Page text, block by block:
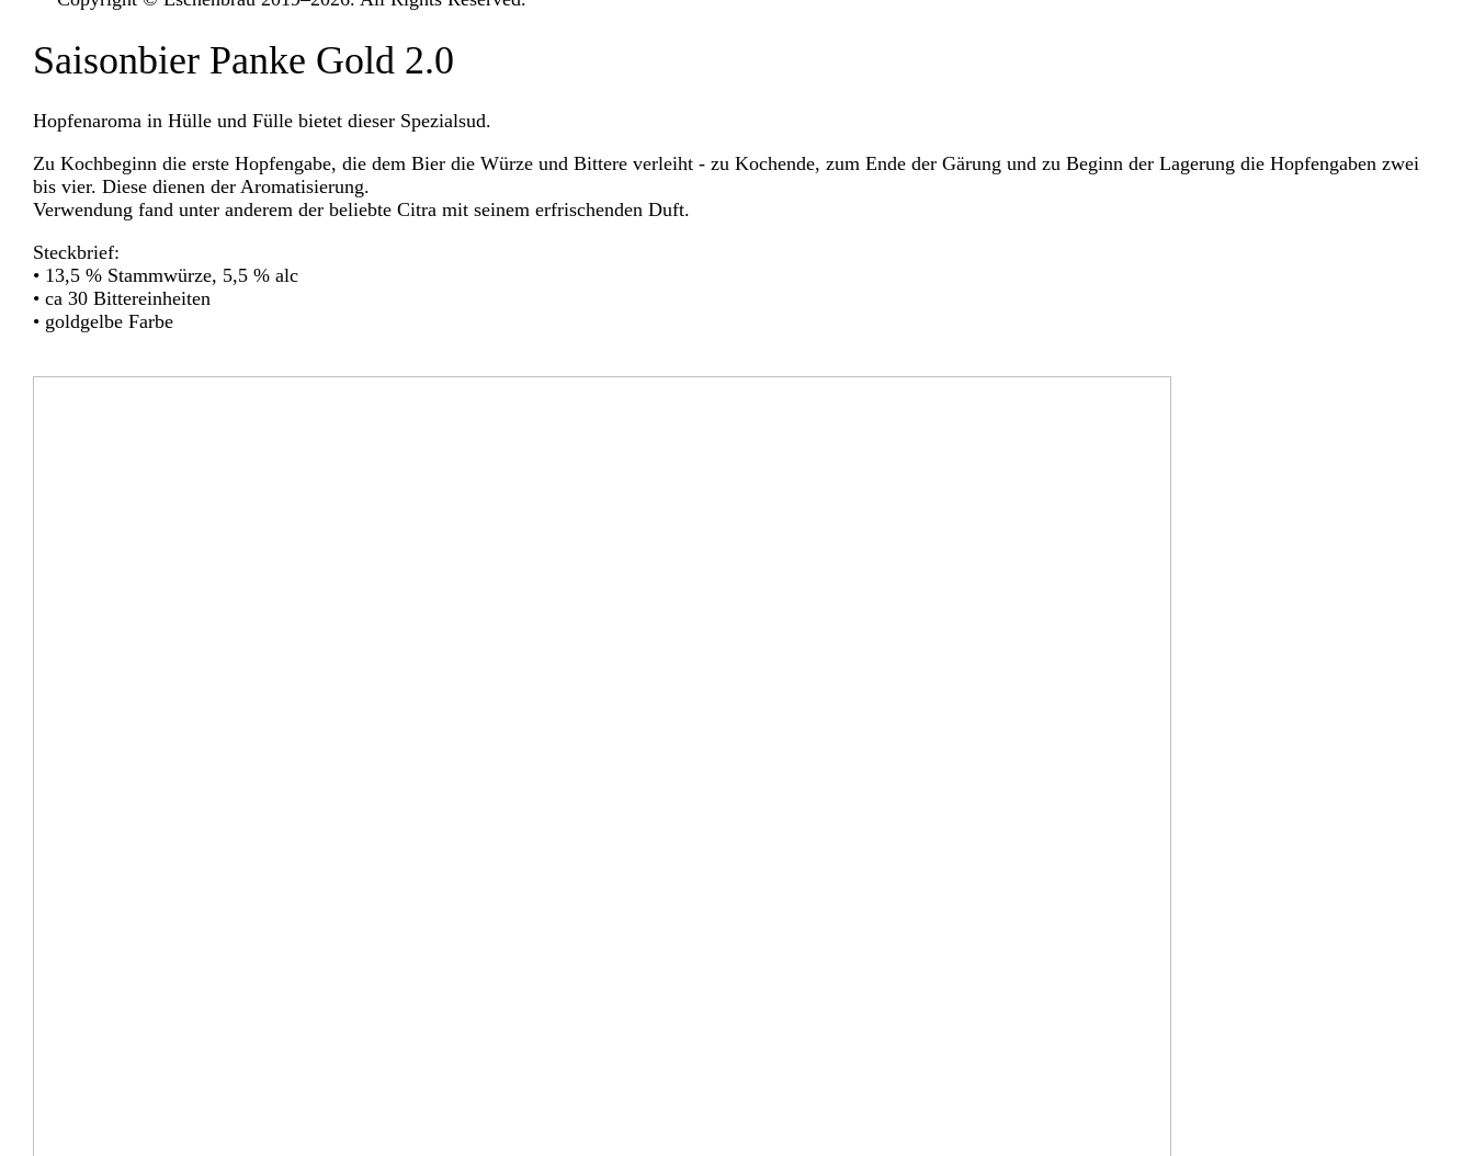
Saisonbier Panke Gold 2.0
Hopfenaroma in Hülle und Fülle bietet dieser Spezialsud.
Zu Kochbeginn die erste Hopfengabe, die dem Bier die Würze und Bittere verleiht - zu Kochende, zum Ende der Gärung und zu Beginn der Lagerung die Hopfengaben zwei
bis vier. Diese dienen der Aromatisierung.
Verwendung fand unter anderem der beliebte Citra mit seinem erfrischenden Duft.
Steckbrief:
• 13,5 % Stammwürze, 5,5 % alc
• ca 30 Bittereinheiten
• goldgelbe Farbe